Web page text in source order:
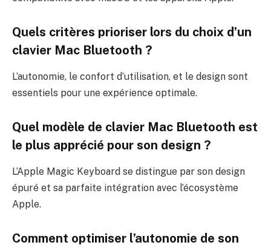
Quels critères prioriser lors du choix d’un
clavier Mac Bluetooth ?
L’autonomie, le confort d’utilisation, et le design sont
essentiels pour une expérience optimale.
Quel modèle de clavier Mac Bluetooth est
le plus apprécié pour son design ?
L’Apple Magic Keyboard se distingue par son design
épuré et sa parfaite intégration avec l’écosystème
Apple.
Comment optimiser l’autonomie de son